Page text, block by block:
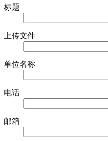
标题
上传文件
单位名称
电话
邮箱